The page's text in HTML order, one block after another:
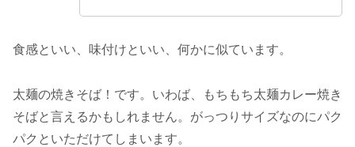
食感といい、味付けといい、何かに似ています。
太麺の焼きそば！です。いわば、もちもち太麺カレー焼き
そばと言えるかもしれません。がっつりサイズなのにパク
パクといただけてしまいます。